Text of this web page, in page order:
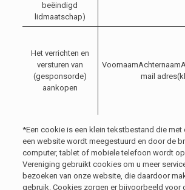
beëindigd
lidmaatschap)
Het verrichten en
versturen van
(gesponsorde)
aankopen
mail
*Een cookie is een klein tekstbestand die met
een website wordt meegestuurd en door de
computer, tablet of mobiele telefoon wordt
Vereniging gebruikt cookies om u meer
bezoeken van onze website, die daardoor
gebruik. Cookies zorgen er bijvoorbeeld voor